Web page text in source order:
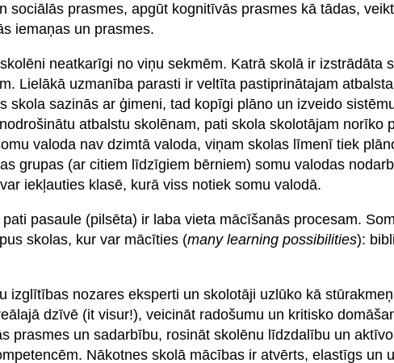
sociālās prasmes, apgūt kognitīvās prasmes kā tādas,
iemaņas un prasmes.
neatkarīgi no viņu sekmēm. Katrā skolā ir izstrādāta
Lielākā uzmanība parasti ir veltīta pastiprinātajam
skola sazinās ar ģimeni, tad kopīgi plāno un izveido
atbalstu skolēnam, pati skola skolotājam norīko
valoda nav dzimtā valoda, viņam skolas līmenī tiek
grupas (ar citiem līdzīgiem bērniem) somu valodas
iekļauties klasē, kurā viss notiek somu valodā.
pasaule (pilsēta) ir laba vieta mācīšanās procesam.
skolas, kur var mācīties (many learning possibilities):
izglītības nozares eksperti un skolotāji uzlūko kā
dzīvē (it visur!), veicināt radošumu un kritisko
prasmes un sadarbību, rosināt skolēnu līdzdalību un
Nākotnes skolā mācības ir atvērts, elastīgs un